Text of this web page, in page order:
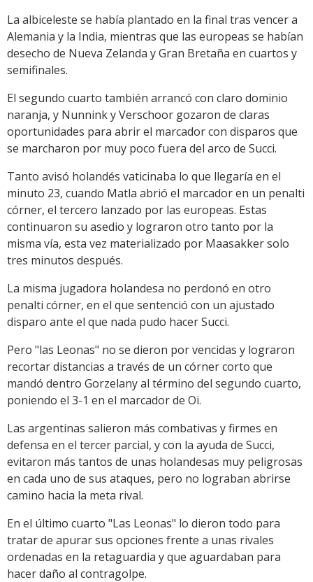
La albiceleste se había plantado en la final tras vencer a
Alemania y la India, mientras que las europeas se habían
desecho de Nueva Zelanda y Gran Bretaña en cuartos y
semifinales.
El segundo cuarto también arrancó con claro dominio
naranja, y Nunnink y Verschoor gozaron de claras
oportunidades para abrir el marcador con disparos que
se marcharon por muy poco fuera del arco de Succi.
Tanto avisó holandés vaticinaba lo que llegaría en el
minuto 23, cuando Matla abrió el marcador en un penalti
córner, el tercero lanzado por las europeas. Estas
continuaron su asedio y lograron otro tanto por la
misma vía, esta vez materializado por Maasakker solo
tres minutos después.
La misma jugadora holandesa no perdonó en otro
penalti córner, en el que sentenció con un ajustado
disparo ante el que nada pudo hacer Succi.
Pero "las Leonas" no se dieron por vencidas y lograron
recortar distancias a través de un córner corto que
mandó dentro Gorzelany al término del segundo cuarto,
poniendo el 3-1 en el marcador de Oi.
Las argentinas salieron más combativas y firmes en
defensa en el tercer parcial, y con la ayuda de Succi,
evitaron más tantos de unas holandesas muy peligrosas
en cada uno de sus ataques, pero no lograban abrirse
camino hacia la meta rival.
En el último cuarto "Las Leonas" lo dieron todo para
tratar de apurar sus opciones frente a unas rivales
ordenadas en la retaguardia y que aguardaban para
hacer daño al contragolpe.